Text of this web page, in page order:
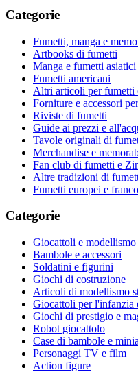
Categorie
Fumetti, manga e
Artbooks di fumetti
Manga e fumetti asiatici
Fumetti americani
Altri articoli per fumetti
Forniture e accessori
Riviste di fumetti
Guide ai prezzi e
Tavole originali di
Merchandise e
Fan club di fumetti e
Altre tradizioni di
Fumetti europei e
Categorie
Giocattoli e modellismo
Bambole e accessori
Soldatini e figurini
Giochi di costruzione
Articoli di modellismo
Giocattoli per l'infanzia
Giochi di prestigio e
Robot giocattolo
Case di bambole e
Personaggi TV e film
Action figure